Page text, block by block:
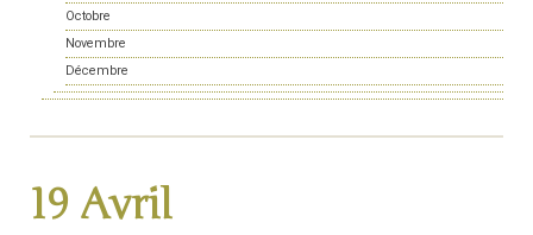
Octobre
Novembre
Décembre
19 Avril